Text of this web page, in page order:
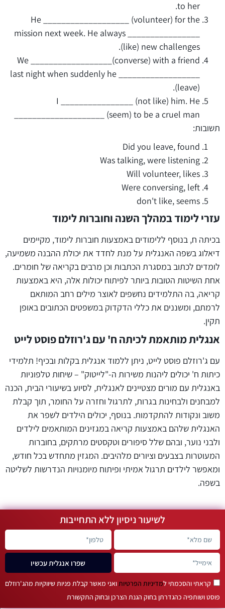
to her.
He ___________________ (volunteer) for the
mission next week. He always ________________
(like) new challenges.
We __________________(converse) with a friend
last night when suddenly he __________________
(leave).
I ________________ (not like) him. He
____________________ (seem) to be a cruel man
תשובות:
Did you leave, found
Was talking, were listening
Will volunteer, likes
Were conversing, left
don't like, seems
עזרי לימוד במהלך השנה וחוברות לימוד
בכיתה ח, בנוסף ללימודים באמצעות חוברות לימוד, מקיימים
דיאלוג בשפה האנגלית על מנת לחדד את יכולת ההבנה משמיעה,
לומדים לכתוב במסגרת הכתבות וכן מרבים בקריאה של חומרים.
אחת השיטות הטובות ביותר לפיתוח יכולות אלה, היא באמצעות
קריאה, בה התלמידים נחשפים לאוצר מילים רחב המותאם
לרמתם, ומשננים את כללי הדקדוק במשפטים הכתובים באופן
תקין.
אנגלית מותאמת לכיתה ח' עם ג'רוזלם פוסט לייט
עם ג'רוזלם פוסט לייט, ניתן ללמוד אנגלית בקלות ובכיף! תלמידי
כיתות ח' יכולים ליהנות משירות ה-"לייטוק" – שיחות טלפוניות
באנגלית עם מורים מצטיינים לאנגלית, לסיוע בשיעורי הבית, הכנה
למבחנים ולבחינות בגרות, לתרגול וחזרה על החומר, תוך קבלת
משוב ונקודות להתקדמות. בנוסף, יכולים הילדים לשפר את
האנגלית שלהם באמצעות קריאה במגזינים המותאמים לילדים
ולבני נוער, ובהם שלל סיפורים וטקסטים מרתקים, בחוברות
המעוטרות בצבעים וציורים מלהיבים. המגזין מתחדש בכל חודש,
ומאפשר לילדים תרגול אמיתי ופיתוח מיומנויות הנדרשות לשליטה
בשפה.
לשיעור ניסיון ללא התחייבות
קראתי והסכמתי למדיניות הפרטיותואני מאשר קבלת פניות שיווקיות מהג'רוזלם
פוסט ושותפיה כהגדרתן בחוק הגנת הצרכן ובחוק התקשורת
שפרו אנגלית עכשיו